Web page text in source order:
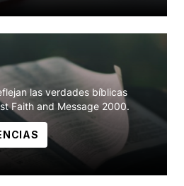
las verdades bíblicas
Faith and Message 2000.